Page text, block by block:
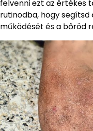
felvenni ezt az értékes
rutinodba, hogy segítsd
működését és a bőröd